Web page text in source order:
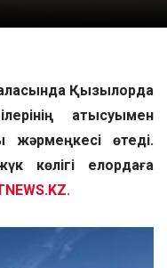
Қызылорда
қатысуымен
жәрмеңкесі өтеді.
көлігі елордаға